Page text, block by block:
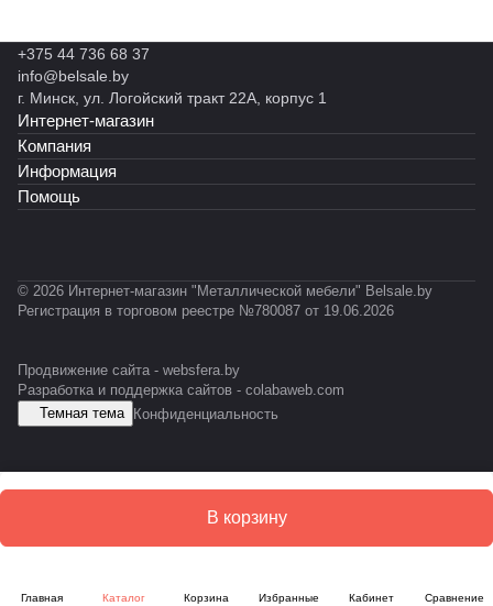
В корзину
Главная Каталог Корзина Избранные Кабинет Сравнение
+375 44 736 68 37
info@belsale.by
г. Минск, ул. Логойский тракт 22А, корпус 1
Интернет-магазин
Компания
Информация
Помощь
© 2026 Интернет-магазин "Металлической мебели" Belsale.by
Регистрация в торговом реестре №780087 от 19.06.2026
Продвижение сайта - websfera.by
Разработка и поддержка сайтов - colabaweb.com
Темная тема Конфиденциальность